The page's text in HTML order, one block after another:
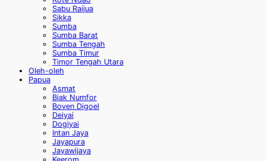
Sabu Raijua
Sikka
Sumba
Sumba Barat
Sumba Tengah
Sumba Timur
Timor Tengah Utara
Oleh-oleh
Papua
Asmat
Biak Numfor
Boven Digoel
Deiyai
Dogiyai
Intan Jaya
Jayapura
Jayawijaya